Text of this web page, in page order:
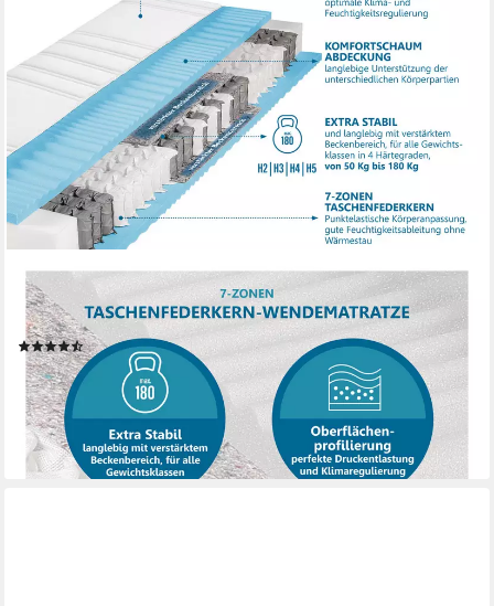
BECO
Taschenfederkernmatratze BodyMax, 22 cm hoch, komfortable
Matratze in 90x200, 140x200 cm und weiteren Größen
(741)
ab 252,92 € UVP349,00 €
-28%
lieferbar - in 6-7 Werktagen bei dir